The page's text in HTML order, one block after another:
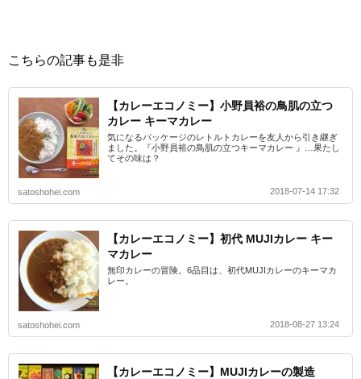
こちらの記事も是非
【カレーエコノミー】小野員裕の鳥肌の立つ
カレー キーマカレー
気になるパッケージのレトルトカレーを友人から引き継ぎ
ました。『小野員裕の鳥肌の立つキーマカレー 』…果たし
てその味は？
satoshohei.com 2018-07-14 17:32
【カレーエコノミー】初代 MUJIカレー キー
マカレー
無印カレーの冒険。6品目は、初代MUJIカレーのキーマカ
レー。
satoshohei.com 2018-08-27 13:24
【カレーエコノミー】MUJIカレーの製造